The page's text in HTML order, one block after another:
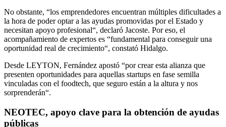
No obstante, “los emprendedores encuentran múltiples dificultades a
la hora de poder optar a las ayudas promovidas por el Estado y
necesitan apoyo profesional“, declaró Jacoste. Por eso, el
acompañamiento de expertos es “fundamental para conseguir una
oportunidad real de crecimiento“, constató Hidalgo.
Desde LEYTON, Fernández apostó “por crear esta alianza que
presenten oportunidades para aquellas startups en fase semilla
vinculadas con el foodtech, que seguro están a la altura y nos
sorprenderán“.
NEOTEC, apoyo clave para la obtención de ayudas
públicas